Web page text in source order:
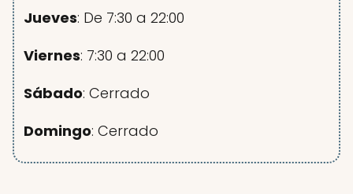
Jueves: De 7:30 a 22:00
Viernes: 7:30 a 22:00
Sábado: Cerrado
Domingo: Cerrado